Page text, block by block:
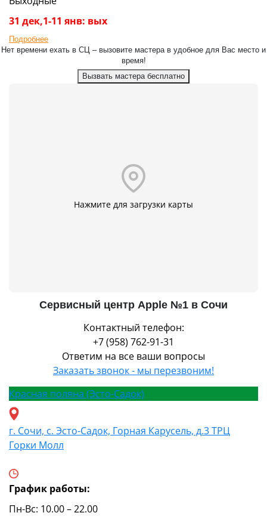
31 дек,1-11 янв: вых
Подробнее
Нет времени ехать в СЦ – вызовите мастера в удобное для Вас место и
время!
Вызвать мастера бесплатно
Нажмите для загрузки карты
Сервисный центр Apple №1 в Сочи
Контактный телефон:
+7 (958) 762-91-31
Ответим на все ваши вопросы
Заказать звонок - мы перезвоним!
Красная поляна (Эсто-Садок)
г. Сочи, с. Эсто-Садок, Горная Карусель, д.3 ТРЦ
Горки Молл
График работы:
Пн-Вс: 10.00 – 22.00